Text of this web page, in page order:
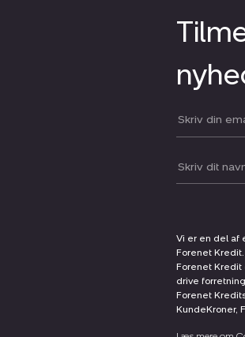
Din email:
Dit navn:
Vi er en del af
Forenet Kredit.
Forenet Kredit
drive
Forenet
KundeKroner,